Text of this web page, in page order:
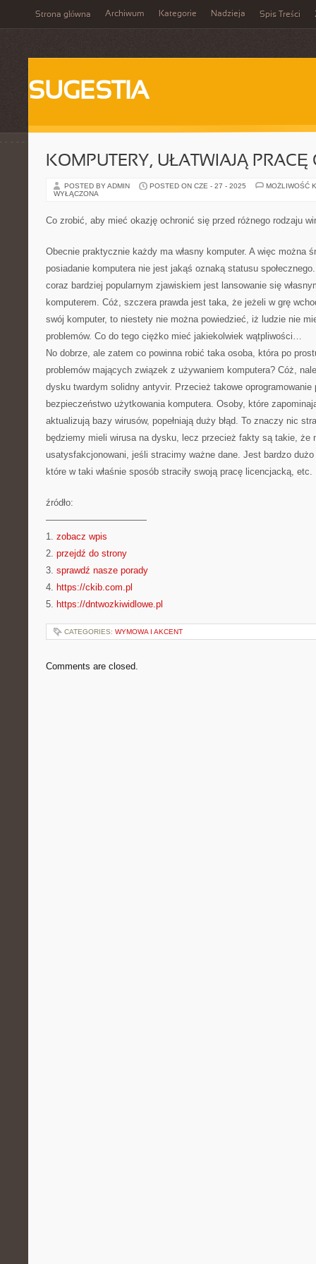
Strona główna Archiwum Kategorie Nadzieja Spis Treści
SUGESTIA
KOMPUTERY, UŁATWIAJĄ PRACĘ
POSTED BY ADMIN POSTED ON CZE - 27 - 2025
MOŻLIWOŚĆ
WYŁĄCZONA
Co zrobić, aby mieć okazję ochronić się przed różnego rodzaju
Obecnie praktycznie każdy ma własny komputer. A więc można
posiadanie komputera nie jest jakąś oznaką statusu
coraz bardziej popularnym zjawiskiem jest lansowanie się
komputerem. Cóż, szczera prawda jest taka, że jeżeli w grę
swój komputer, to niestety nie można powiedzieć, iż ludzie nie
problemów. Co do tego ciężko mieć jakiekolwiek wątpliwości…
No dobrze, ale zatem co powinna robić taka osoba, która po
problemów mających związek z używaniem komputera? Cóż,
dysku twardym solidny antyvir. Przecież takowe oprogramowanie
bezpieczeństwo użytkowania komputera. Osoby, które
aktualizują bazy wirusów, popełniają duży błąd. To znaczy nic
będziemy mieli wirusa na dysku, lecz przecież fakty są takie, że
usatysfakcjonowani, jeśli stracimy ważne dane. Jest bardzo
które w taki właśnie sposób straciły swoją pracę licencjacką, etc.
źródło:
———————————
1. zobacz wpis
2. przejdź do strony
3. sprawdź nasze porady
4. https://ckib.com.pl
5. https://dntwozkiwidlowe.pl
CATEGORIES: WYMOWA I AKCENT
Comments are closed.